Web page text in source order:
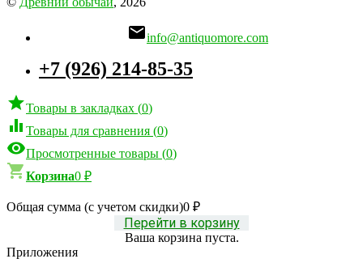
info@antiquomore.com
+7 (926) 214-85-35
Товары в закладках (0)
 Товары для сравнения (0)
Просмотренные товары (0)
Корзина0 ₽
Общая сумма (с учетом скидки)0 ₽
Перейти в корзину
Ваша корзина пуста.
Приложения